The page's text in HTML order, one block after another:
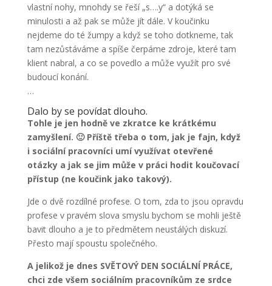
vlastní nohy, mnohdy se řeší „s….y“ a dotýká se
minulosti a až pak se může jít dále. V koučinku
nejdeme do té žumpy a když se toho dotkneme, tak
tam nezůstáváme a spíše čerpáme zdroje, které tam
klient nabral, a co se povedlo a může využít pro své
budoucí konání.
…
Dalo by se povídat dlouho.
Tohle je jen hodně ve zkratce ke krátkému
zamyšlení. 🙂 Příště třeba o tom, jak je fajn, když
i sociální pracovníci umí využívat otevřené
otázky a jak se jim může v práci hodit koučovací
přístup (ne koučink jako takový).
Jde o dvě rozdílné profese. O tom, zda to jsou opravdu
profese v pravém slova smyslu bychom se mohli ještě
bavit dlouho a je to předmětem neustálých diskuzí.
Přesto mají spoustu společného.
A jelikož je dnes SVĚTOVÝ DEN SOCIÁLNÍ PRÁCE,
chci zde všem sociálním pracovníkům ze srdce
návštěvě co
nejlépe.
cookies
odmítnete,
některé
funkce z
Marketing
Sdílením svých
zájmů a chování při
návštěvě našich
stránek zvyšujete
šanci na zobrazení
personalizovaného
obsahu a nabídek.